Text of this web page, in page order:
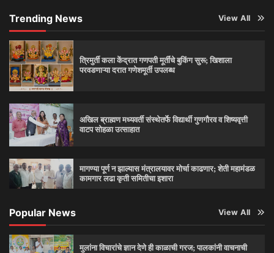
Trending News View All
त्रिमुर्ती कला केंद्रात गणपती मूर्तींचे बुकिंग सुरू; खिशाला
परवडणाऱ्या दरात गणेशमूर्ती उपलब्ध
अखिल ब्राह्मण मध्यवर्ती संस्थेतर्फे विद्यार्थी गुणगौरव व शिष्यवृत्ती
वाटप सोहळा उत्साहात
मागण्या पूर्ण न झाल्यास मंत्रालयावर मोर्चा काढणार; शेती महामंडळ
कामगार लढा कृती समितीचा इशारा
Popular News View All
मुलांना विचारांचे ज्ञान देणे ही काळाची गरज; पालकांनी वाचनाची